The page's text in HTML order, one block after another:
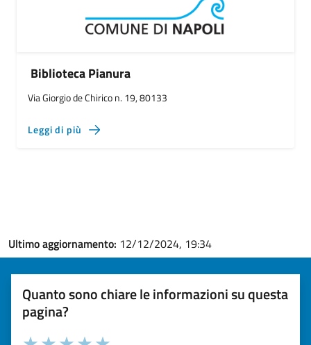
Biblioteca Pianura
Via Giorgio de Chirico n. 19, 80133
Leggi di più
Ultimo aggiornamento: 12/12/2024, 19:34
Quanto sono chiare le informazioni su questa
pagina?
Valuta la chiarezza delle informazioni (da 1 a 5 stelle)
Seleziona il numero di stelle per valutare la chiarezza delle